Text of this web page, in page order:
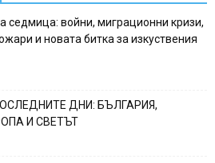
седмица: войни, миграционни кризи,
и новата битка за изкуствения
ДНИ: БЪЛГАРИЯ,
И СВЕТЪТ